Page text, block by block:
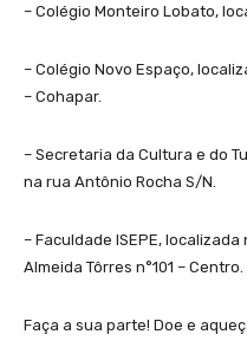
– Colégio Monteiro Lobato,
– Colégio Novo Espaço,
– Cohapar.
– Secretaria da Cultura e do
na rua Antônio Rocha S/N.
– Faculdade ISEPE,
Almeida Tôrres n°101 – Centro.
Faça a sua parte! Doe e